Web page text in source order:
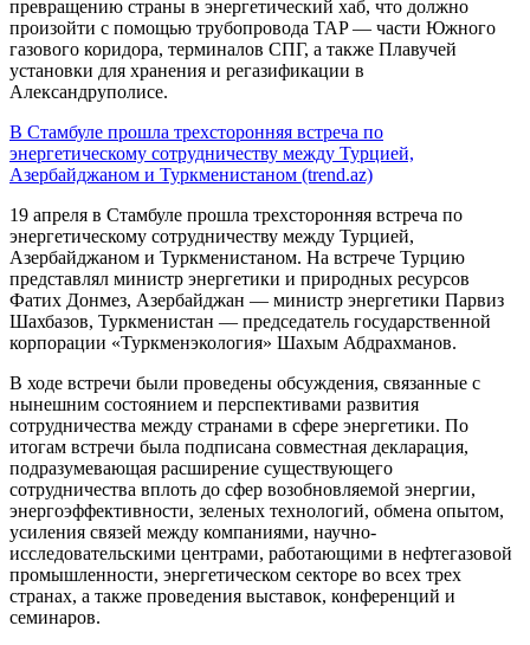
превращению страны в энергетический хаб, что должно
произойти с помощью трубопровода TAP — части Южного
газового коридора, терминалов СПГ, а также Плавучей
установки для хранения и регазификации в
Александруполисе.
В Стамбуле прошла трехсторонняя встреча по
энергетическому сотрудничеству между Турцией,
Азербайджаном и Туркменистаном (trend.az)
19 апреля в Стамбуле прошла трехсторонняя встреча по
энергетическому сотрудничеству между Турцией,
Азербайджаном и Туркменистаном. На встрече Турцию
представлял министр энергетики и природных ресурсов
Фатих Донмез, Азербайджан — министр энергетики Парвиз
Шахбазов, Туркменистан — председатель государственной
корпорации «Туркменэкология» Шахым Абдрахманов.
В ходе встречи были проведены обсуждения, связанные с
нынешним состоянием и перспективами развития
сотрудничества между странами в сфере энергетики. По
итогам встречи была подписана совместная декларация,
подразумевающая расширение существующего
сотрудничества вплоть до сфер возобновляемой энергии,
энергоэффективности, зеленых технологий, обмена опытом,
усиления связей между компаниями, научно-
исследовательскими центрами, работающими в нефтегазовой
промышленности, энергетическом секторе во всех трех
странах, а также проведения выставок, конференций и
семинаров.